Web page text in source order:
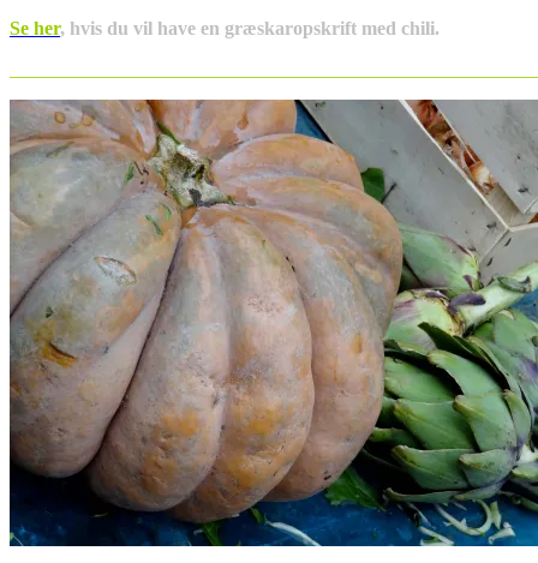
Se her, hvis du vil have en græskaropskrift med chili.